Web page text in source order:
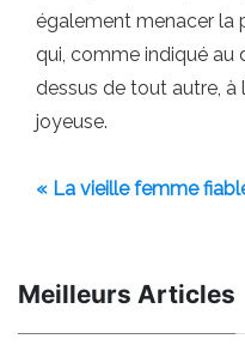
également menacer la
qui, comme indiqué au
dessus de tout autre, à
joyeuse.
« La vieille femme
Meilleurs Articles